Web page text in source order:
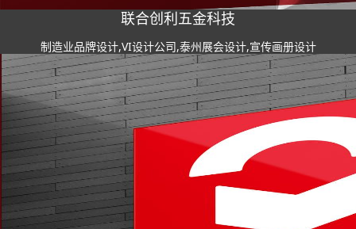
联合创利五金科技
制造业品牌设计,VI设计公司,泰州展会设计,宣传画册设计